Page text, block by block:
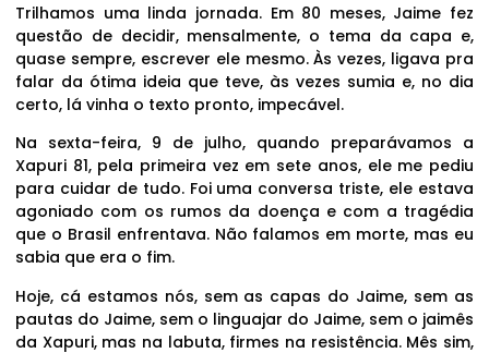
Trilhamos uma linda jornada. Em 80 meses, Jaime fez
questão de decidir, mensalmente, o tema da capa e,
quase sempre, escrever ele mesmo. Às vezes, ligava pra
falar da ótima ideia que teve, às vezes sumia e, no dia
certo, lá vinha o texto pronto, impecável.
Na sexta-feira, 9 de julho, quando preparávamos a
Xapuri 81, pela primeira vez em sete anos, ele me pediu
para cuidar de tudo. Foi uma conversa triste, ele estava
agoniado com os rumos da doença e com a tragédia
que o Brasil enfrentava. Não falamos em morte, mas eu
sabia que era o fim.
Hoje, cá estamos nós, sem as capas do Jaime, sem as
pautas do Jaime, sem o linguajar do Jaime, sem o jaimês
da Xapuri, mas na labuta, firmes na resistência. Mês sim,